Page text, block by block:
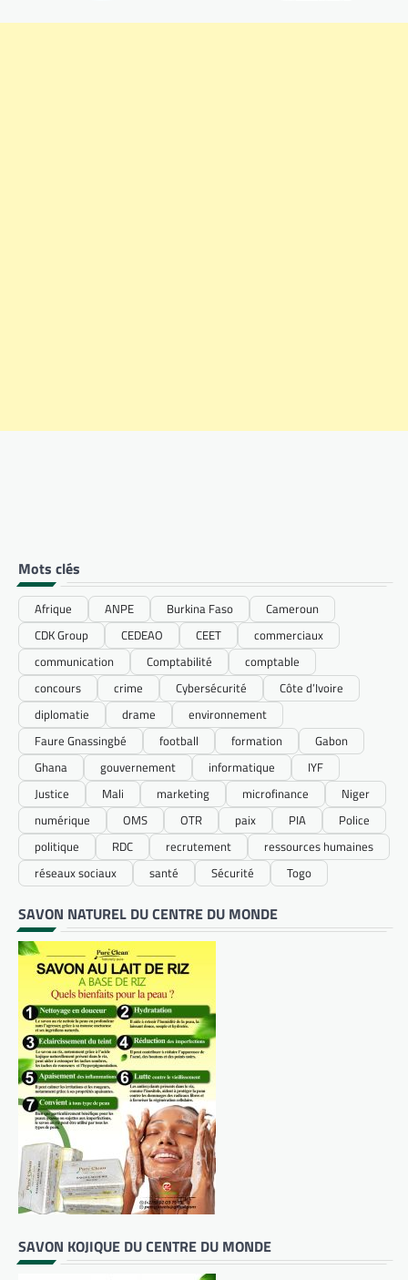
Mots clés
Afrique ANPE Burkina Faso
Cameroun
CDK Group
CEDEAO CEET
commerciaux
communication
Comptabilité
comptable
concours
crime Cybersécurité
Côte d’Ivoire
diplomatie
drame
environnement
Faure Gnassingbé
football formation
Gabon
Ghana
gouvernement informatique
IYF
Justice
Mali marketing microfinance
Niger
numérique
OMS OTR paix PIA
Police
politique
RDC recrutement
ressources humaines
réseaux sociaux
santé Sécurité Togo
SAVON NATUREL DU CENTRE DU MONDE
SAVON KOJIQUE DU CENTRE DU MONDE